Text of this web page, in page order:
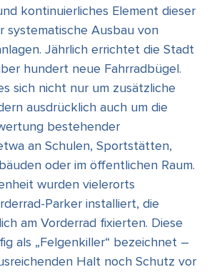
kontinuierliches Element dieser
systematische Ausbau von
Jährlich errichtet die Stadt
hundert neue Fahrradbügel.
sich nicht nur um zusätzliche
ausdrücklich auch um die
bestehender
an Schulen, Sportstätten,
oder im öffentlichen Raum.
wurden vielerorts
Parker installiert, die
am Vorderrad fixierten. Diese
als „Felgenkiller“ bezeichnet –
Halt noch Schutz vor